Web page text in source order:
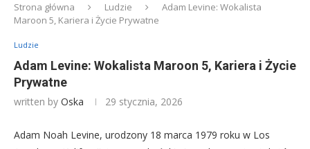
Strona główna Ludzie
Adam Levine: Wokalista
Maroon 5, Kariera i Życie Prywatne
Ludzie
Adam Levine: Wokalista Maroon 5, Kariera i Życie
Prywatne
written by Oska 29 stycznia, 2026
Adam Noah Levine, urodzony 18 marca 1979 roku w Los